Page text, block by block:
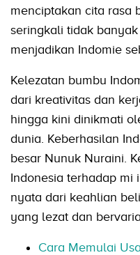
menciptakan cita rasa
seringkali tidak
menjadikan Indomie
Kelezatan bumbu
dari kreativitas dan
hingga kini dinikmati
dunia. Keberhasilan
besar Nunuk Nuraini.
Indonesia terhadap mi
nyata dari keahlian
yang lezat dan
Cara Memulai